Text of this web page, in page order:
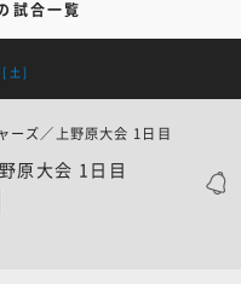
試合一覧
[土]
原大会 1日目
ズ／上野原大会 1日目